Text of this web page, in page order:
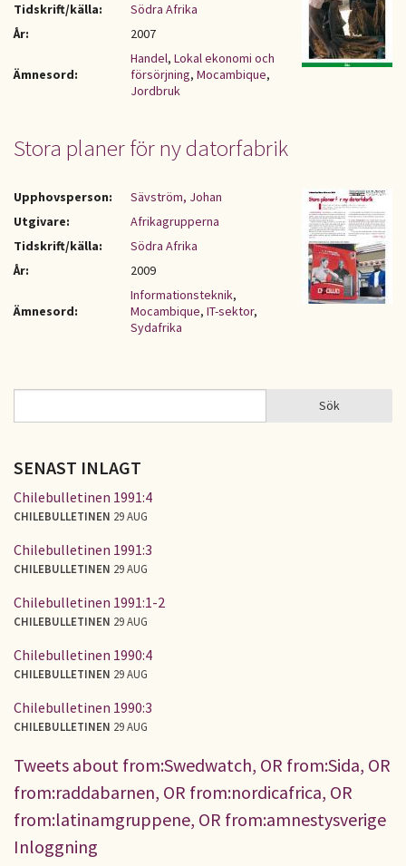
Tidskrift/källa:
Södra Afrika
År:
2007
Ämnesord:
Handel, Lokal ekonomi och
försörjning, Mocambique,
Jordbruk
Stora planer för ny datorfabrik
Upphovsperson:
Sävström, Johan
Utgivare:
Afrikagrupperna
Tidskrift/källa:
Södra Afrika
År:
2009
Ämnesord:
Informationsteknik,
Mocambique, IT-sektor,
Sydafrika
SÖKFORMULÄR Sök
SENAST INLAGT
Chilebulletinen 1991:4
CHILEBULLETINEN 29 AUG
Chilebulletinen 1991:3
CHILEBULLETINEN 29 AUG
Chilebulletinen 1991:1-2
CHILEBULLETINEN 29 AUG
Chilebulletinen 1990:4
CHILEBULLETINEN 29 AUG
Chilebulletinen 1990:3
CHILEBULLETINEN 29 AUG
Tweets about from:Swedwatch, OR from:Sida, OR
from:raddabarnen, OR from:nordicafrica, OR
from:latinamgruppene, OR from:amnestysverige
Inloggning